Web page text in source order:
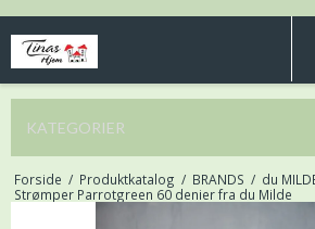
KATEGORIER
Forside / Produktkatalog / BRANDS / du
Strømper Parrotgreen 60 denier fra du Milde